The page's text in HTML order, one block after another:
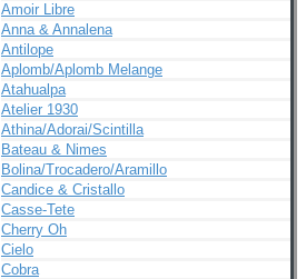
Amoir Libre
Anna & Annalena
Antilope
Aplomb/Aplomb Melange
Atahualpa
Atelier 1930
Athina/Adorai/Scintilla
Bateau & Nimes
Bolina/Trocadero/Aramillo
Candice & Cristallo
Casse-Tete
Cherry Oh
Cielo
Cobra